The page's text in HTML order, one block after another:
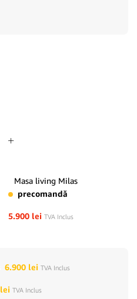
Masa living Milas
precomandă
5.900 lei TVA Inclus
6.900 lei TVA Inclus
lei TVA Inclus